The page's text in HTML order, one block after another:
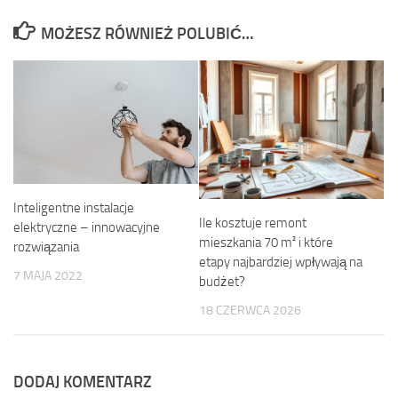
MOŻESZ RÓWNIEŻ POLUBIĆ…
Inteligentne instalacje
elektryczne – innowacyjne
rozwiązania
7 MAJA 2022
Ile kosztuje remont
mieszkania 70 m² i które
etapy najbardziej wpływają na
budżet?
18 CZERWCA 2026
DODAJ KOMENTARZ